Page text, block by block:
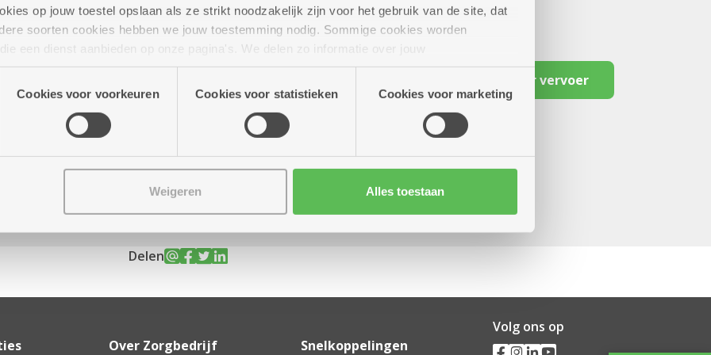
op jouw toestel opslaan als ze strikt noodzakelijk zijn voor het gebruik van de site, dat
soorten cookies hebben we jouw toestemming nodig. Sommige cookies worden
een dienst aanbieden op onze pagina's. We delen zo informatie over jouw
onze site voor social media, advertenties en analyse. Deze partners kunnen deze gegevens
die je aan hen verstrekte.
Cookies voor voorkeuren Cookies voor statistieken Cookies voor marketing
Weigeren Alles toestaan
Reserveer vervoer
Delen
Over Zorgbedrijf
Snelkoppelingen
Volg ons op